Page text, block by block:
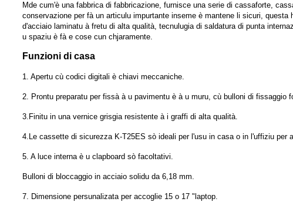
Mde cum'è una fabbrica di fabbricazione, furnisce una serie di cassaforte,
conservazione per fà un articulu impurtante inseme è mantene li sicuri,
d'acciaio laminatu à fretu di alta qualità, tecnulugia di saldatura di punta
u spaziu è fà e cose cun chjaramente.
Funzioni di casa
1. Apertu cù codici digitali è chiavi meccaniche.
2. Prontu preparatu per fissà à u pavimentu è à u muru, cù bulloni di fissaggio
3.Finitu in una vernice grisgia resistente à i graffi di alta qualità.
4.Le cassette di sicurezza K-T25ES sò ideali per l'usu in casa o in l'uffiziu per
5. A luce interna è u clapboard sò facoltativi.
Bulloni di bloccaggio in acciaio solidu da 6,18 mm.
7. Dimensione persunalizata per accoglie 15 o 17 "laptop.